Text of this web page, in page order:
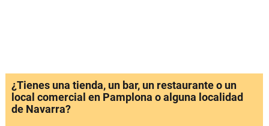
¿Tienes una tienda, un bar, un restaurante o un
local comercial en Pamplona o alguna localidad
de Navarra?